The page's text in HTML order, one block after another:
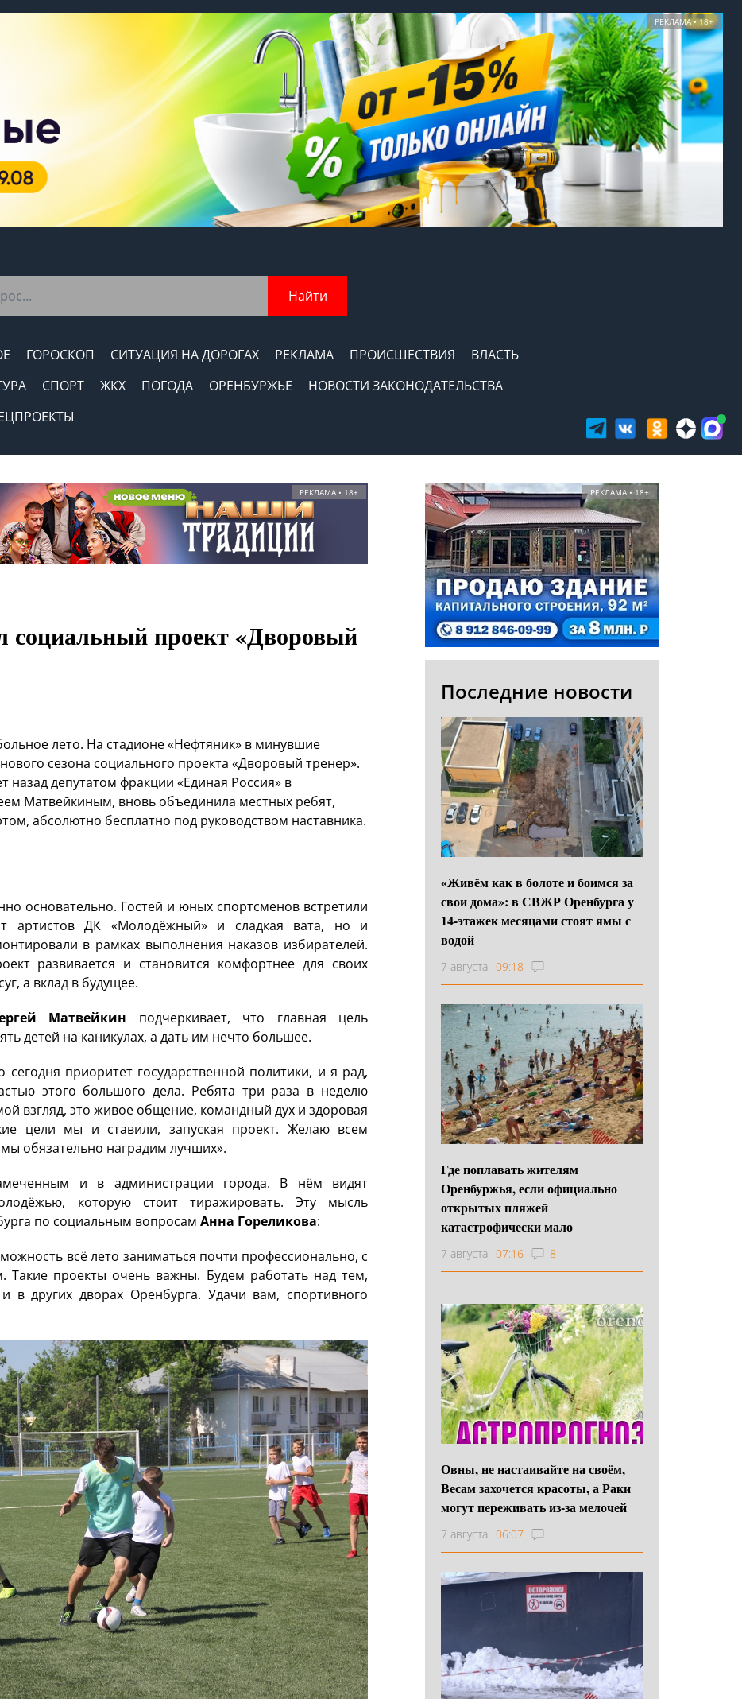
РЕКЛАМА • 18+
Найти
ГОРОСКОП СИТУАЦИЯ НА ДОРОГАХ РЕКЛАМА ПРОИСШЕСТВИЯ
ВЛАСТЬ
СПОРТ ЖКХ ПОГОДА ОРЕНБУРЖЬЕ
НОВОСТИ ЗАКОНОДАТЕЛЬСТВА
РЕКЛАМА • 18+
социальный проект «Дворовый
лето. На стадионе «Нефтяник» в минувшие
сезона социального проекта «Дворовый тренер».
назад депутатом фракции «Единая Россия» в
Матвейкиным, вновь объединила местных ребят,
абсолютно бесплатно под руководством наставника.
основательно. Гостей и юных спортсменов встретили
артистов ДК «Молодёжный» и сладкая вата, но и
в рамках выполнения наказов избирателей.
развивается и становится комфортнее для своих
а вклад в будущее.
Матвейкин подчеркивает, что главная цель
детей на каникулах, а дать им нечто большее.
приоритет государственной политики, и я рад,
этого большого дела. Ребята три раза в неделю
взгляд, это живое общение, командный дух и здоровая
цели мы и ставили, запуская проект. Желаю всем
обязательно наградим лучших».
и в администрации города. В нём видят
которую стоит тиражировать. Эту мысль
по социальным вопросам Анна Гореликова:
всё лето заниматься почти профессионально, с
проекты очень важны. Будем работать над тем,
в других дворах Оренбурга. Удачи вам, спортивного
РЕКЛАМА • 18+
Последние новости
«Живём как в болоте и боимся за
свои дома»: в СВЖР Оренбурга у
14-этажек месяцами стоят ямы с
водой
7 августа 09:18
Где поплавать жителям
Оренбуржья, если официально
открытых пляжей
катастрофически мало
7 августа 07:16 8
Овны, не настаивайте на своём,
Весам захочется красоты, а Раки
могут переживать из-за мелочей
7 августа 06:07